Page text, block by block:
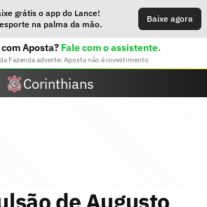
grátis o app do Lance!
na palma da mão.
Baixe agora
Aposta? Fale com o assistente.
Fazenda adverte: Aposta não é investimento
Corinthians